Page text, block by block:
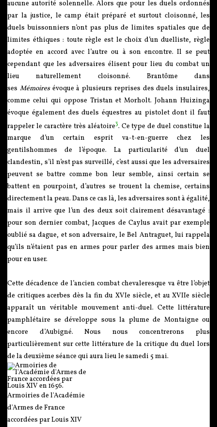
aucune autorité solennelle. Alors que pour les duels ordonnés
par la justice, le camp était préparé et surtout cloisonné, les
duels buissonniers n’ont pas plus de limites spatiales que de
limites éthiques : toute règle est le choix d’un duelliste, règle
adoptée en accord avec l’autre ou à son encontre. Il se peut
cependant que les adversaires élisent pour lieu du combat un
lieu naturellement cloisonné. Brantôme dans
ses Mémoiresévoque à plusieurs reprises des duels insulaires,
comme celui qui oppose Tristan et Morholt. Johann Huizinga
évoque également des duels équestres au pistolet dont il faut
rappeler le caractère très aléatoire3. Ce type de duel constitue la
marque d’un certain esprit va-t-en-guerre chez les
gentilshommes de l’époque. La particularité d’un duel
clandestin, s’il n’est pas surveillé, c’est aussi que les adversaires
peuvent se battre comme bon leur semble, ainsi certain se
battent en pourpoint, d’autres se trouent la chemise, certains
directement la peau. Dans ce cas là, les adversaires sont à égalité,
mais il arrive que l’un des deux soit clairement désavantagé :
pour son dernier combat, Jacques de Caylus avait par exemple
oublié sa dague, et son adversaire, le Bel Antraguet, lui rappela
qu’ils n’étaient pas en armes pour parler des armes mais bien
pour en user.
Cette décadence de l’ancien combat chevaleresque va être l’objet
de critiques acerbes dès la fin du XVIe siècle, et au XVIIe siècle
apparaît un véritable mouvement anti-duel. Cette littérature
pamphlétaire se développe sous la plume de Montaigne ou
encore d’Aubigné. Nous nous concentrerons plus
particulièrement sur cette littérature de la critique du duel lors
de la deuxième séance qui aura lieu le samedi 5 mai.
Armoiries de l'Académie
d'Armes de France
accordées par Louis XIV